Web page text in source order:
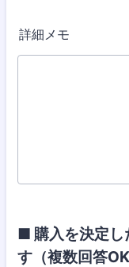
詳細メモ
■ 購入を決定し
す（複数回答OK